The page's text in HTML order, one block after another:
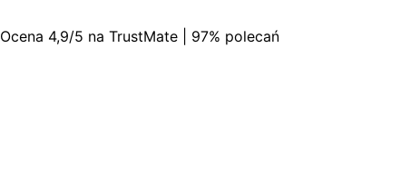
Ocena 4,9/5 na TrustMate | 97% polecań